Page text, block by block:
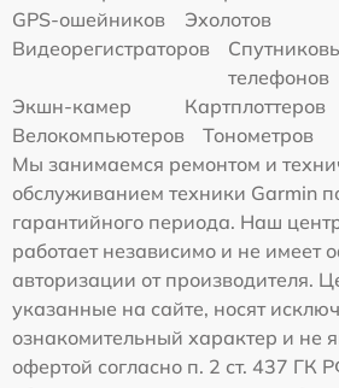
GPS-ошейников
Эхолотов
Видеорегистраторов
телефонов
Экшн-камер
Картплоттеров
Велокомпьютеров
Тонометров
Мы занимаемся ремонтом и
обслуживанием техники Garmin
гарантийного периода. Наш
работает независимо и не имеет
авторизации от производителя.
указанные на сайте, носят
ознакомительный характер и не
офертой согласно п. 2 ст. 437 ГК